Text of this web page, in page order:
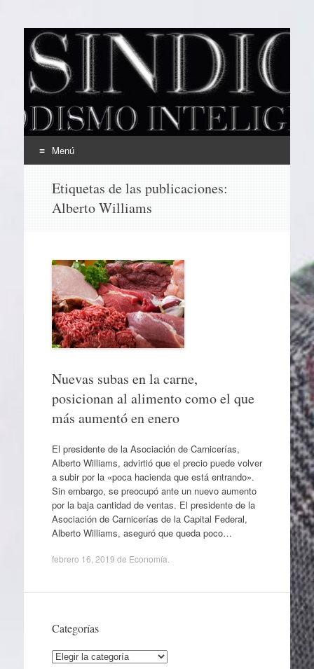
EL SINDICAL
Periodismo Inteligente
Menú
contenido
Etiquetas de las publicaciones:
Alberto Williams
Nuevas subas en la carne,
posicionan al alimento como el que
más aumentó en enero
El presidente de la Asociación de Carnicerías,
Alberto Williams, advirtió que el precio puede volver
a subir por la «poca hacienda que está entrando».
Sin embargo, se preocupó ante un nuevo aumento
por la baja cantidad de ventas. El presidente de la
Asociación de Carnicerías de la Capital Federal,
Alberto Williams, aseguró que queda poco…
febrero 16, 2019 de Economía
Categorías
Categorías